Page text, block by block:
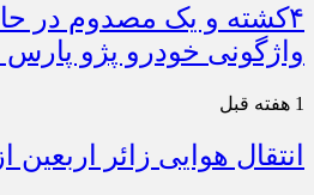
۴کشته و یک مصدوم در
واژگونی خودرو پژو پارس
1 هفته قبل
انتقال هوایی زائر اربعین